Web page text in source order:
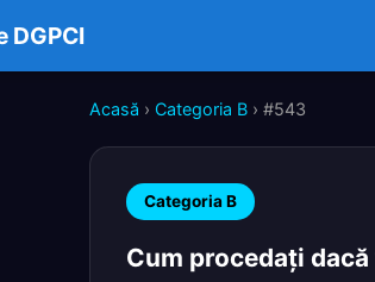
DGPCI
Acasă › Categoria B › #543
Categoria B
Cum procedaţi